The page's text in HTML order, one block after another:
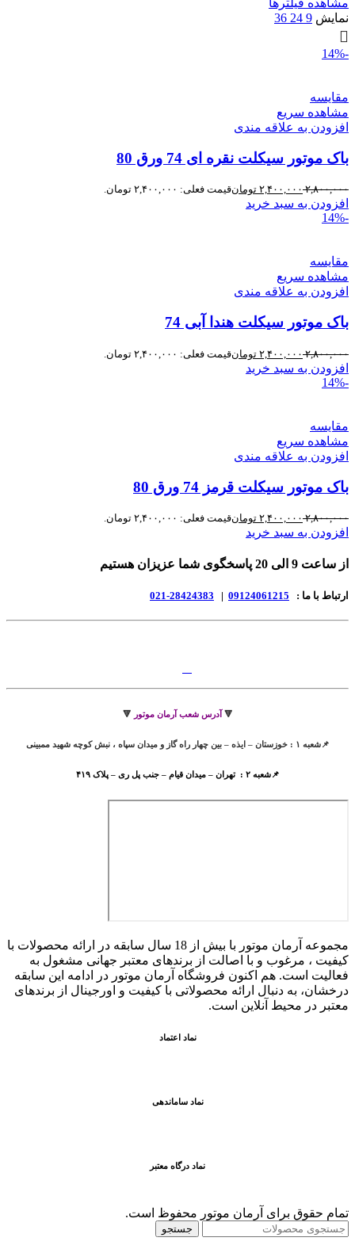
مشاهده فیلترها
نمایش 9
24
36
-14%
مقایسه
مشاهده سریع
افزودن به علاقه مندی
باک موتور سیکلت نقره ای 74 ورق 80
۲,۸۰۰,۰۰۰ ۲,۴۰۰,۰۰۰ تومان
افزودن به سبد خرید
-14%
مقایسه
مشاهده سریع
افزودن به علاقه مندی
باک موتور سیکلت هندا آبی 74
۲,۸۰۰,۰۰۰ ۲,۴۰۰,۰۰۰ تومان
افزودن به سبد خرید
-14%
مقایسه
مشاهده سریع
افزودن به علاقه مندی
باک موتور سیکلت قرمز 74 ورق 80
۲,۸۰۰,۰۰۰ ۲,۴۰۰,۰۰۰ تومان
افزودن به سبد خرید
از ساعت 9 الی 20 پاسخگوی شما عزیزان هستیم
ارتباط با ما : 09124061215
|
28424383-021
🔻 آدرس شعب آرمان موتور 🔻
📌شعبه ۱ : خوزستان – ایذه – بین چهار راه گاز و میدان سپاه ، نبش کوچه شهید ممبینی
📌شعبه ۲ : تهران – میدان قیام – جنب پل ری – پلاک ۴۱۹
مجموعه آرمان موتور با بیش از 18 سال سابقه در ارائه محصولات با
کيفيت ، مرغوب و با اصالت از برندهای معتبر جهانی مشغول به
فعاليت است. هم اکنون فروشگاه آرمان موتور در ادامه اين سابقه
درخشان، به دنبال ارائه محصولاتی با کيفيت و اورجينال از برندهای
معتبر در محيط آنلاين است.
نماد اعتماد
نماد ساماندهی
نماد درگاه معتبر
تمام حقوق برای آرمان موتور محفوظ است.
جستجو